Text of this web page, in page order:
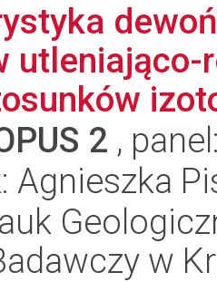
utleniająco-
2 ,
Agnieszka
w